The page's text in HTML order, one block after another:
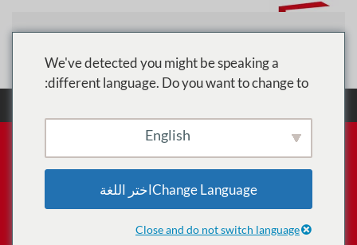
لغة Python المتقدمة: أفضل
الممارسات وأنماط التصميم
We've detected you might be speaking a
different language. Do you want to change to:
English
Change Languageاختر اللغة
Close and do not switch language